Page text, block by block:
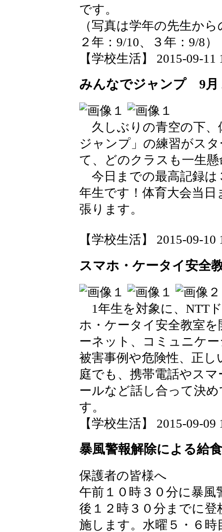
です。
（写真は学年の先生か
２年：9/10、３年：9/8）
【学校生活】 2015-09-11
みんなでジャンプ 9月
久しぶりの青空の下、
ジャンプ」の練習がス
て、どのクラスも一生
今日までの最高記録は
年生です！体育大会当
張ります。
【学校生活】 2015-09-10
スマホ・ケータイ安全
1年生を対象に、NTT
ホ・ケータイ安全教室
ーネット、コミュニケ
被害事例や危険性、正
庭でも、携帯電話やス
ールなど話し合って決
す。
【学校生活】 2015-09-09
暴風警報解除による給
保護者の皆様へ
午前１０時３０分に暴
後１２時３０分までに
施します。水曜５・６